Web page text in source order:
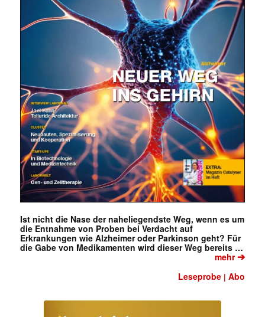
Ist nicht die Nase der naheliegendste Weg, wenn es um
die Entnahme von Proben bei Verdacht auf
Erkrankungen wie Alzheimer oder Parkinson geht? Für
die Gabe von Medikamenten wird dieser Weg bereits …
mehr➔
Leseprobe |Abo